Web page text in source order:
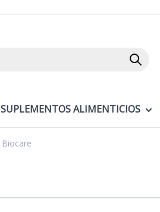
Buscar
SUPLEMENTOS ALIMENTICIOS
Biocare